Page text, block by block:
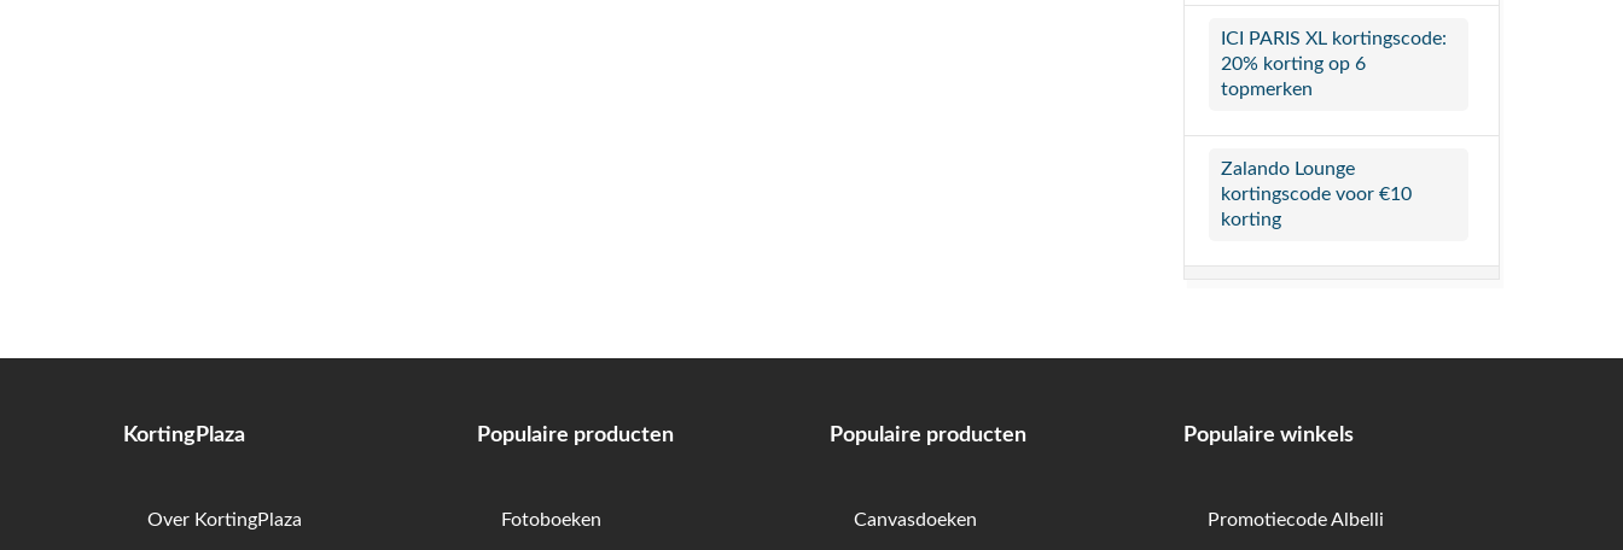
ICI PARIS XL kortingscode:
20% korting op 6
topmerken
Zalando Lounge
kortingscode voor €10
korting
KortingPlaza
Over KortingPlaza
Populaire producten
Fotoboeken
Populaire producten
Canvasdoeken
Populaire winkels
Promotiecode Albelli